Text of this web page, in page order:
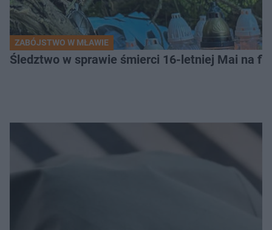
ZABÓJSTWO W MŁAWIE
Śledztwo w sprawie śmierci 16-letniej Mai na